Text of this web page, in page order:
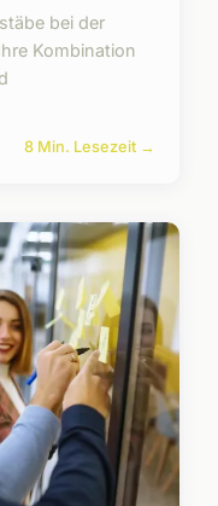
bei der
Kombination
8 Min. Lesezeit →